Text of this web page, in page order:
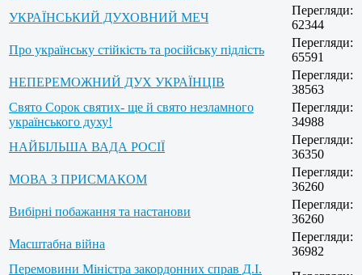
УКРАЇНСЬКИЙ ДУХОВНИЙ МЕЧ
Перегляди:
62344
Про українську стійкість та російську підлість
Перегляди:
65591
НЕПЕРЕМОЖНИЙ ДУХ УКРАЇНЦІВ
Перегляди:
38563
Свято Сорок святих- ще й свято незламного
українського духу!
Перегляди:
34988
НАЙБІЛЬША ВАДА РОСІЇ
Перегляди:
36350
МОВА З ПРИСМАКОМ
Перегляди:
36260
Вибірні побажання та настанови
Перегляди:
36260
Масштабна війна
Перегляди:
36982
Перемовини Міністра закордонних справ Д.І.